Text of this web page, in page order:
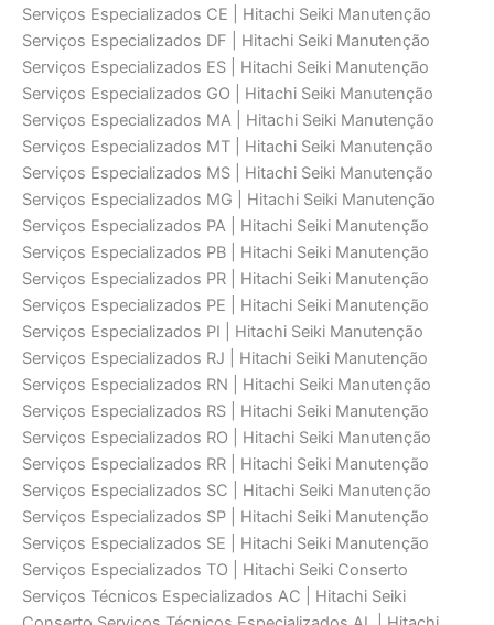
Serviços Especializados CE | Hitachi Seiki Manutenção
Serviços Especializados DF | Hitachi Seiki Manutenção
Serviços Especializados ES | Hitachi Seiki Manutenção
Serviços Especializados GO | Hitachi Seiki Manutenção
Serviços Especializados MA | Hitachi Seiki Manutenção
Serviços Especializados MT | Hitachi Seiki Manutenção
Serviços Especializados MS | Hitachi Seiki Manutenção
Serviços Especializados MG | Hitachi Seiki Manutenção
Serviços Especializados PA | Hitachi Seiki Manutenção
Serviços Especializados PB | Hitachi Seiki Manutenção
Serviços Especializados PR | Hitachi Seiki Manutenção
Serviços Especializados PE | Hitachi Seiki Manutenção
Serviços Especializados PI | Hitachi Seiki Manutenção
Serviços Especializados RJ | Hitachi Seiki Manutenção
Serviços Especializados RN | Hitachi Seiki Manutenção
Serviços Especializados RS | Hitachi Seiki Manutenção
Serviços Especializados RO | Hitachi Seiki Manutenção
Serviços Especializados RR | Hitachi Seiki Manutenção
Serviços Especializados SC | Hitachi Seiki Manutenção
Serviços Especializados SP | Hitachi Seiki Manutenção
Serviços Especializados SE | Hitachi Seiki Manutenção
Serviços Especializados TO | Hitachi Seiki Conserto
Serviços Técnicos Especializados AC | Hitachi Seiki